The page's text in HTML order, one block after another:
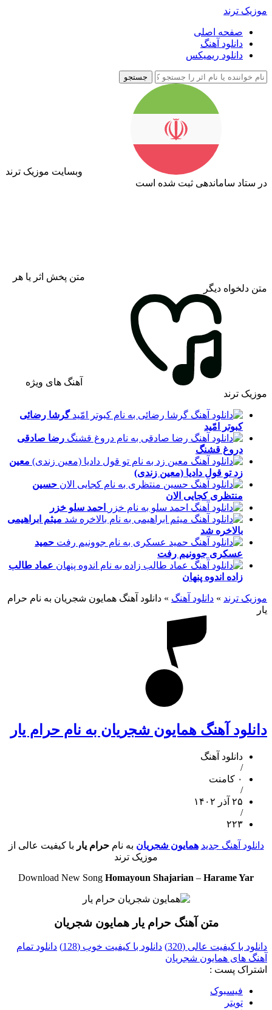
موزیک ترند
صفحه اصلی
دانلود آهنگ
دانلود ریمیکس
جستجو
وبسایت موزیک ترند
در ستاد ساماندهی ثبت شده است
متن پخش اثر یا هر
متن دلخواه دیگر
آهنگ های ویژه
موزیک ترند
گرشا رضائی
کبوتر امّید
رضا صادقی
دروغ قشنگ
معین
زدتو قول دادیا (معین زندی)
حسین
منتظریکجایی الان
احمد سلو خزر
میثم ابراهیمی
بالاخره شد
حمید
عسکری جوونیم رفت
عماد طالب
زاده اندوه پنهان
موزیک ترند » دانلود آهنگ » دانلود آهنگ همایون شجریان به نام حرام
یار
دانلود آهنگ همایون شجریان به نام حرام یار
دانلود آهنگ
/
۰ کامنت
/
۲۵ آذر ۱۴۰۲
/
۲۲۳
دانلود آهنگ جدید همایون شجریان به نامحرام یار با کیفیت عالی از
موزیک ترند
Download New Song Homayoun Shajarian – Harame Yar
متن آهنگ حرام یار همایون شجریان
دانلود با کیفیت عالی (320) دانلود با کیفیت خوب (128)
دانلود تمام
آهنگ های همایون شجریان
اشتراک پست :
فيسبوک
تويتر